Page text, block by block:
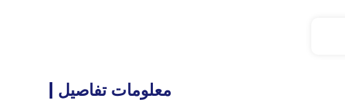
معلومات تفاصيل